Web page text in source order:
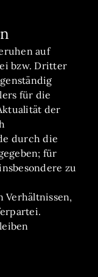
auf
bzw. Dritter
für die
der
durch die
für
zu